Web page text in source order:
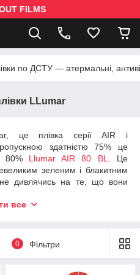
FILMS
по ДСТУ — атермальні,
LLumar
це плівка серії AIR і
здатністю 75% це
80% Llumar AIR 80 BL
. Це
зеленим і блакитним
не дивлячись на те, що вони
вигоряння
все
0 Фільтри